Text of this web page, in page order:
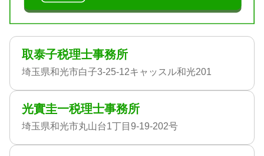
取泰子税理士事務所
埼玉県和光市白子3-25-12キャッスル和光201
光實圭一税理士事務所
埼玉県和光市丸山台1丁目9-19-202号